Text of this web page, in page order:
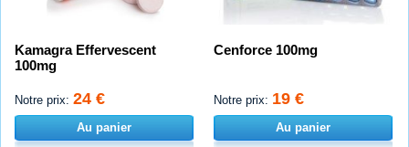
Kamagra Effervescent
100mg
Notre prix: 24 €
Au panier
Cenforce 100mg
Notre prix: 19 €
Au panier